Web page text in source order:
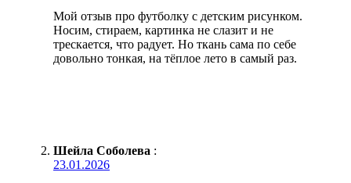
Мой отзыв про футболку с детским рисунком.
Носим, стираем, картинка не слазит и не
трескается, что радует. Но ткань сама по себе
довольно тонкая, на тёплое лето в самый раз.
Шейла Соболева :
23.01.2026